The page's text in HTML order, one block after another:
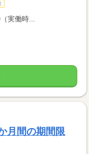
実働時...
月間の期間限